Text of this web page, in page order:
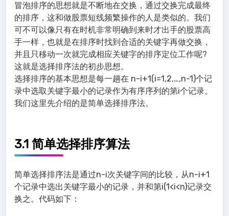
冒泡排序的思想就是不断地在交换，通过交换完成最终
的排序，这和做股票短线频繁操作的人是类似的。我们
可不可以像只有在时机非常明确到来时才出手的股票高
手一样，也就是在排序时找到合适的关键字再做交换，
并且只移动一次就完成相应关键字的排序定位工作呢?
这就是选择排序法的初步思想。
选择排序的基本思想是每一趟在 n-i+1(i=1,2,…,n-1)个记
录中选取关键字最小的记录作为有序序列的第i个记录。
我们这里先介绍的是简单选择排序法。
3.1 简单选择排序算法
简单选择排序法是通过n-i次关键字间的比较，从n-i+1
个记录中选出关键字最小的记录，并和第i(1<i<n)记录交
换之。代码如下：